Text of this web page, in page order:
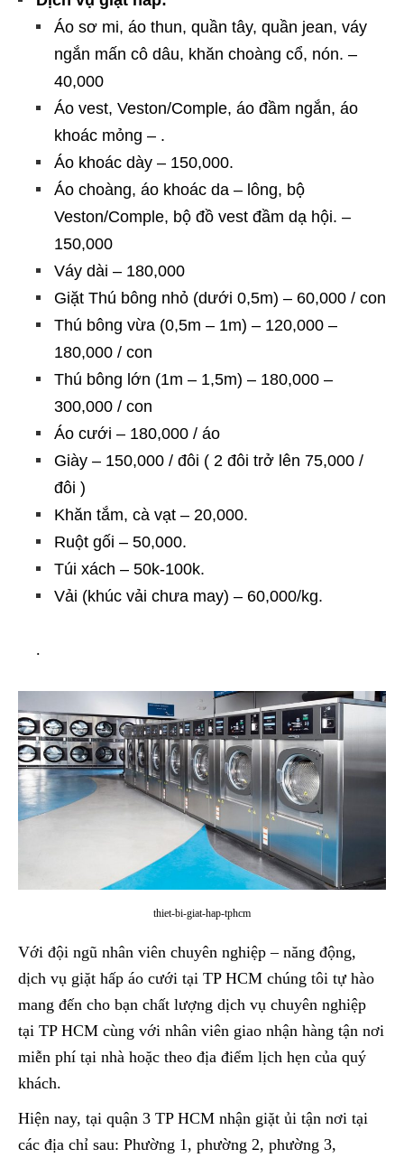
Áo sơ mi, áo thun, quần tây, quần jean, váy
ngắn mấn cô dâu, khăn choàng cổ, nón. –
40,000
Áo vest, Veston/Comple, áo đầm ngắn, áo
khoác mỏng – .
Áo khoác dày – 150,000.
Áo choàng, áo khoác da – lông, bộ
Veston/Comple, bộ đồ vest đầm dạ hội. –
150,000
Váy dài – 180,000
Giặt Thú bông nhỏ (dưới 0,5m) – 60,000 / con
Thú bông vừa (0,5m – 1m) – 120,000 –
180,000 / con
Thú bông lớn (1m – 1,5m) – 180,000 –
300,000 / con
Áo cưới – 180,000 / áo
Giày – 150,000 / đôi ( 2 đôi trở lên 75,000 /
đôi )
Khăn tắm, cà vạt – 20,000.
Ruột gối – 50,000.
Túi xách – 50k-100k.
Vải (khúc vải chưa may) – 60,000/kg.
.
thiet-bi-giat-hap-tphcm
Với đội ngũ nhân viên chuyên nghiệp – năng động,
dịch vụ giặt hấp áo cưới tại TP HCM chúng tôi tự hào
mang đến cho bạn chất lượng dịch vụ chuyên nghiệp
tại TP HCM cùng với nhân viên giao nhận hàng tận nơi
miễn phí tại nhà hoặc theo địa điểm lịch hẹn của quý
khách.
Hiện nay, tại quận 3 TP HCM nhận giặt ủi tận nơi tại
các địa chỉ sau: Phường 1, phường 2, phường 3,